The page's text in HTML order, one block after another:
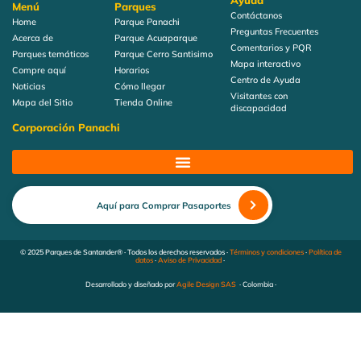
Menú
Home
Acerca de
Parques temáticos
Compre aquí
Noticias
Mapa del Sitio
Parques
Parque Panachi
Parque Acuaparque
Parque Cerro Santisimo
Horarios
Cómo llegar
Tienda Online
Contáctanos
Preguntas Frecuentes
Comentarios y PQR
Mapa interactivo
Centro de Ayuda
Visitantes con
discapacidad
Corporación Panachi
Aquí para Comprar Pasaportes
© 2025 Parques de Santander® · Todos los derechos reservados ·Términos y condiciones·Política de
datos·Aviso de Privacidad·
Desarrollado y diseñado porAgile Design SAS· Colombia ·